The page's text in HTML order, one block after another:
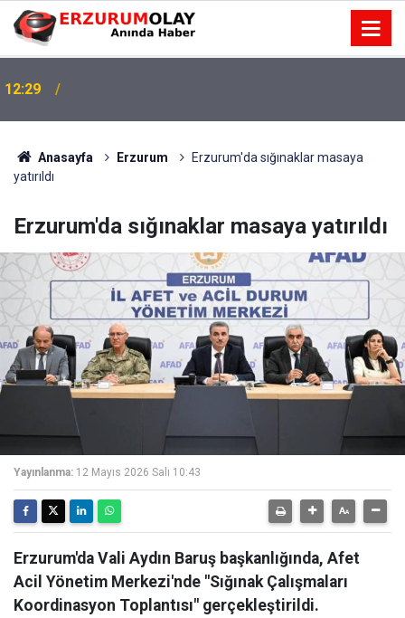
12:29
Anasayfa Erzurum
Erzurum'da sığınaklar masaya
yatırıldı
Erzurum'da sığınaklar masaya yatırıldı
Yayınlanma: 12 Mayıs 2026 Salı 10:43
Erzurum'da Vali Aydın Baruş başkanlığında, Afet
Acil Yönetim Merkezi'nde "Sığınak Çalışmaları
Koordinasyon Toplantısı" gerçekleştirildi.